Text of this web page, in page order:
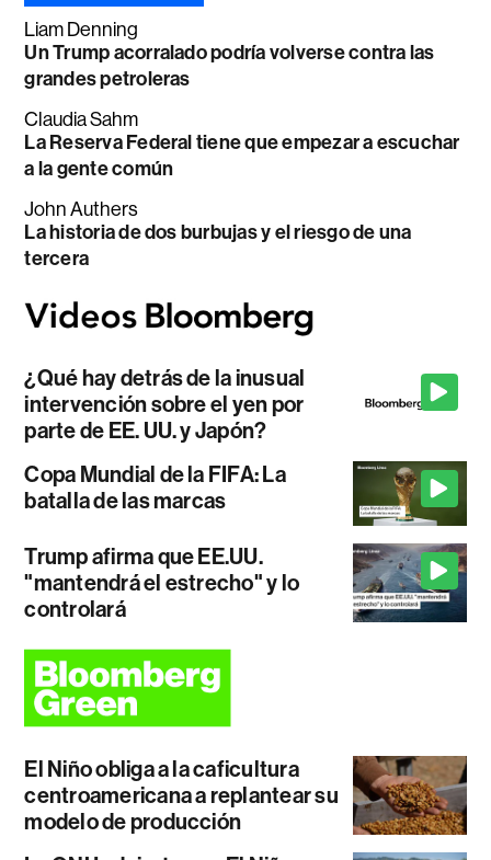
Liam Denning
Un Trump acorralado podría volverse contra las
grandes petroleras
Claudia Sahm
La Reserva Federal tiene que empezar a escuchar
a la gente común
John Authers
La historia de dos burbujas y el riesgo de una
tercera
¿Qué hay detrás de la inusual
intervención sobre el yen por
parte de EE. UU. y Japón?
Copa Mundial de la FIFA: La
batalla de las marcas
Trump afirma que EE.UU.
"mantendrá el estrecho" y lo
controlará
El Niño obliga a la caficultura
centroamericana a replantear su
modelo de producción